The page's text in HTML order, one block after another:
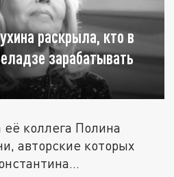
раскрыла, кто в
зарабатывать
её коллега Полина
авторские которых